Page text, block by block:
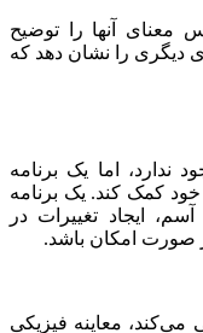
آنها را توضیح
دیگری را نشان دهد که
اما یک برنامه
خود کمک کند. یک برنامه
ایجاد تغییرات در
صورت امکان باشد.
می‌کند، معاینه فیزیکی